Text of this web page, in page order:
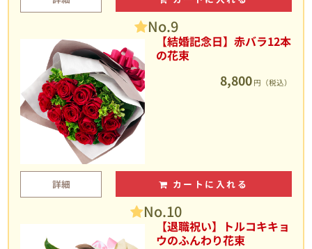
No.9
【結婚記念日】赤バラ12本
の花束
8,800 円（税込）
詳細 カートに入れる
No.10
【退職祝い】トルコキキョ
ウのふんわり花束